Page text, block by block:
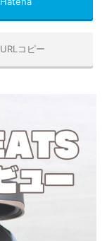
URLコピー